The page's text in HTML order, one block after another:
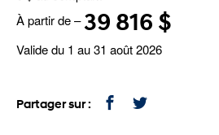
À partir de –39 816 $
Valide du 1 au 31 août 2026
Partager sur :